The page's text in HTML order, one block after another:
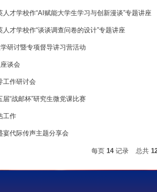
才学校作“AI赋能大学生学习与创新漫谈”专题讲座
才学校作“谈谈调查问卷的设计”专题讲座
研讨暨专项督导讲习营活动
谈会
工作研讨会
“战邮杯”研究生微党课比赛
工作
宴代际传声主题分享会
每页 14记录 总共